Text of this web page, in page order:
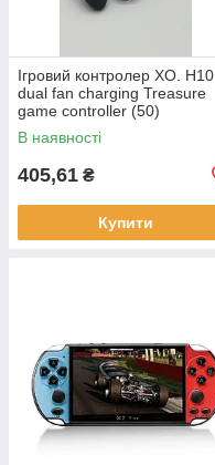
Ігровий контролер XO. H10
dual fan charging Treasure
game controller (50)
В наявності
405,61 ₴
Купити